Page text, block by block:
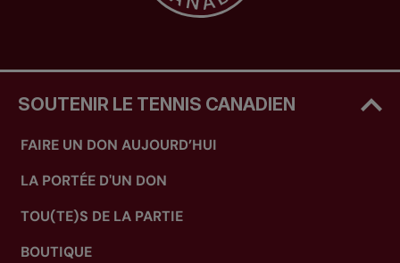
SOUTENIR LE TENNIS CANADIEN
FAIRE UN DON AUJOURD’HUI
LA PORTÉE D'UN DON
TOU(TE)S DE LA PARTIE
BOUTIQUE